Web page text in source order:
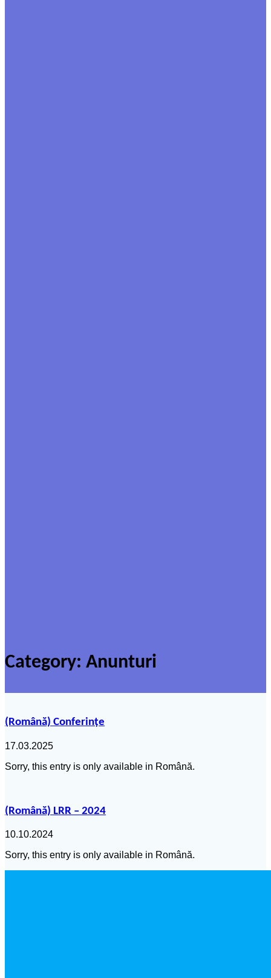
Category: Anunturi
(Română) Conferințe
17.03.2025
Sorry, this entry is only available in Română.
(Română) LRR – 2024
10.10.2024
Sorry, this entry is only available in Română.